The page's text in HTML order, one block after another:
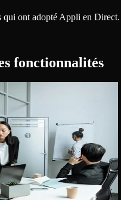
qui ont adopté Appli en Direct.
fonctionnalités